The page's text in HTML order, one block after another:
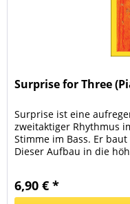
Surprise for Three
Surprise ist eine
zweitaktiger Rhythmus
Stimme im Bass. Er
Dieser Aufbau in die
6,90 € *